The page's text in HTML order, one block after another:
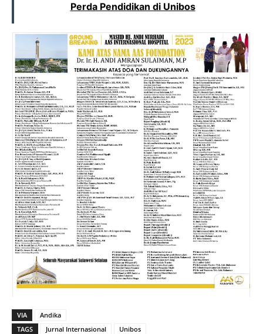
Perda Pendidikan di Unibos
VIA
Andika
TAGS
Jurnal Internasional Unibos